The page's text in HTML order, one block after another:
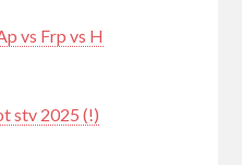
vs Frp vs H
stv 2025 (!)